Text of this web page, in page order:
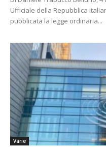
Ufficiale della Repubblica
pubblicata la legge ordinaria...
Varie